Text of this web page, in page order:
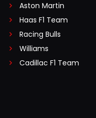
Aston Martin
Haas F1 Team
Racing Bulls
Williams
Cadillac F1 Team